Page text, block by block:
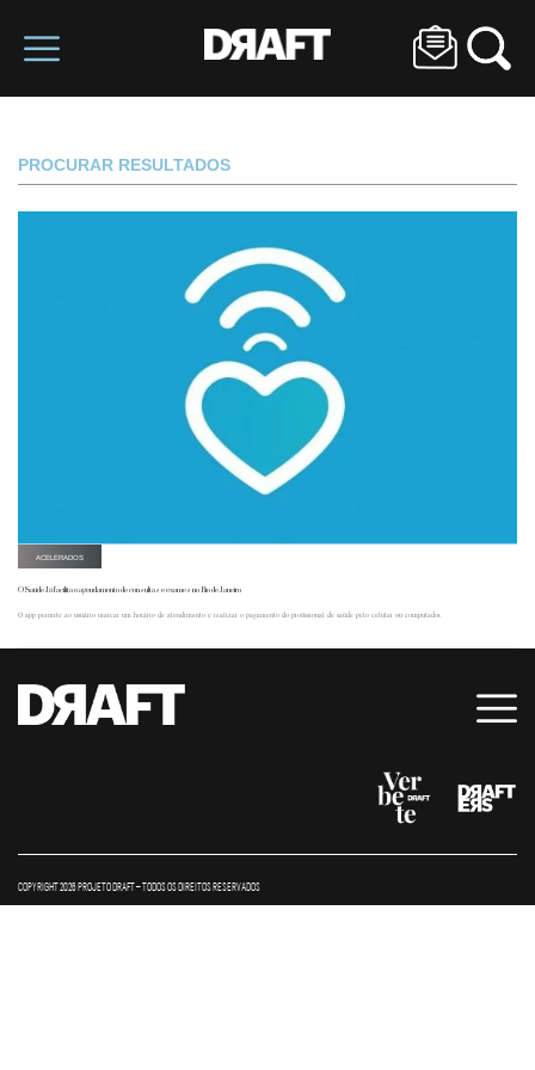
PROCURAR RESULTADOS
ACELERADOS
O Saúde Já facilita o agendamento de consultas e exames no Rio de Janeiro
O app permite ao usuário marcar um horário de atendimento e realizar o pagamento do profissional de saúde pelo celular ou computador.
COPYRIGHT 2026 PROJETO DRAFT – TODOS OS DIREITOS RESERVADOS